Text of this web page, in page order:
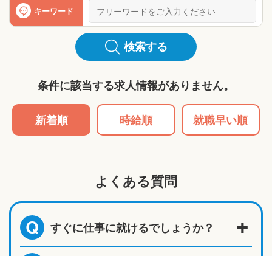
キーワード
検索する
条件に該当する求人情報がありません。
新着順 時給順 就職早い順
よくある質問
Q すぐに仕事に就けるでしょうか？